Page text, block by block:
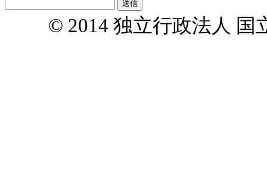
© 2014 独立行政法人 国